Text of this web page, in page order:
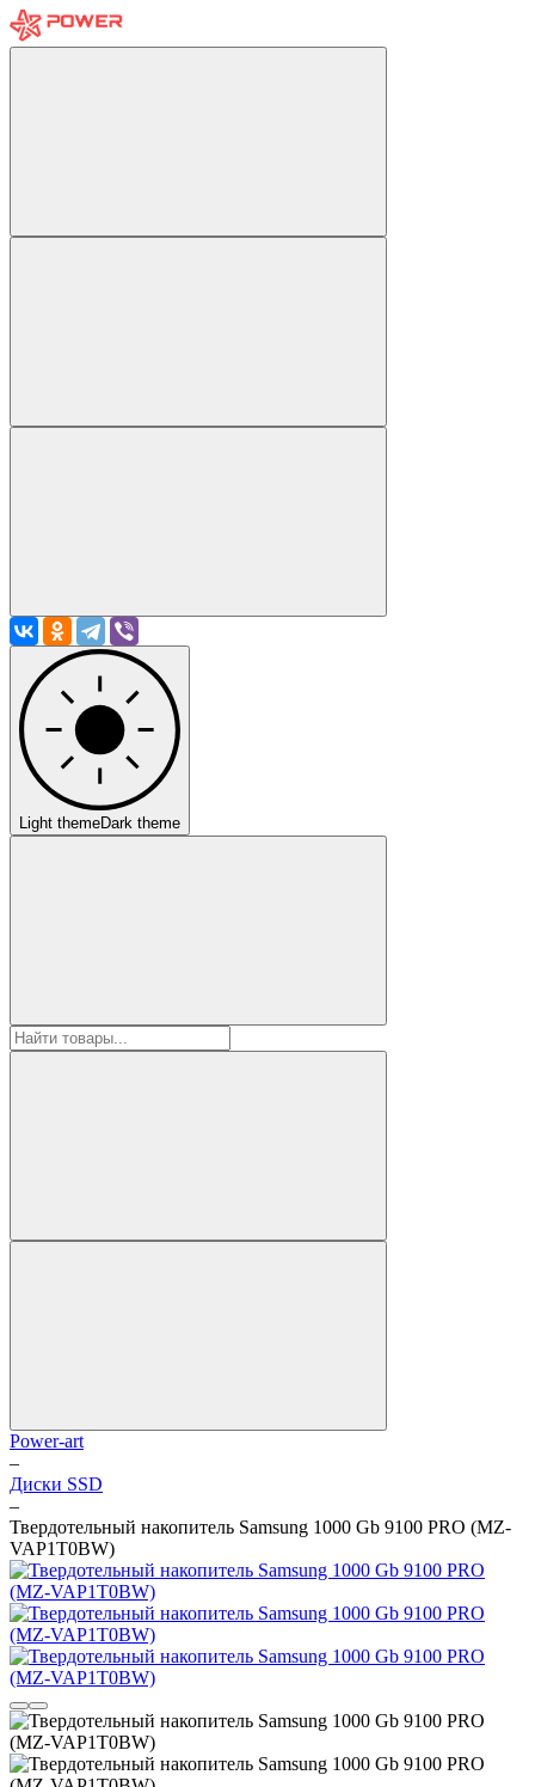
Light themeDark theme
Power-art
–
Диски SSD
–
Твердотельный накопитель Samsung 1000 Gb 9100 PRO (MZ-
VAP1T0BW)